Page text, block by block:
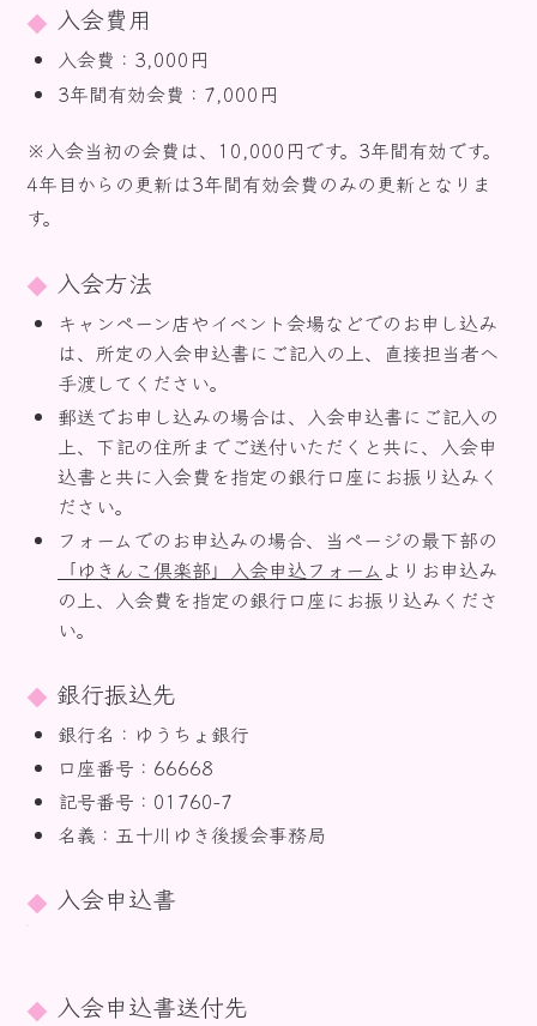
入会費用
入会費：3,000円
3年間有効会費：7,000円
※入会当初の会費は、10,000円です。3年間有効です。
4年目からの更新は3年間有効会費のみの更新となりま
す。
入会方法
キャンペーン店やイベント会場などでのお申し込み
は、所定の入会申込書にご記入の上、直接担当者へ
手渡してください。
郵送でお申し込みの場合は、入会申込書にご記入の
上、下記の住所までご送付いただくと共に、入会申
込書と共に入会費を指定の銀行口座にお振り込みく
ださい。
フォームでのお申込みの場合、当ページの最下部の
「ゆきんこ倶楽部」入会申込フォーム よりお申込み
の上、入会費を指定の銀行口座にお振り込みくださ
い。
銀行振込先
銀行名：ゆうちょ銀行
口座番号：66668
記号番号：01760-7
名義：五十川ゆき後援会事務局
入会申込書
入会申込書送付先